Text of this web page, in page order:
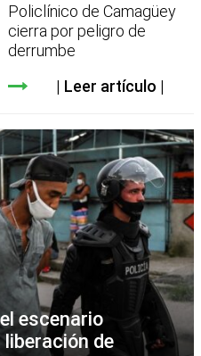
Policlínico de Camagüey
cierra por peligro de
derrumbe
Leer artículo
escenario
de